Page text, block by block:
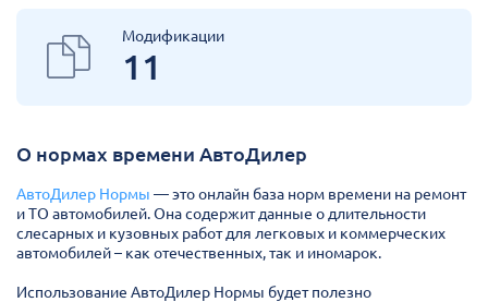
Модификации
11
О нормах времени АвтоДилер
АвтоДилер Нормы — это онлайн база норм времени на ремонт
и ТО автомобилей. Она содержит данные о длительности
слесарных и кузовных работ для легковых и коммерческих
автомобилей – как отечественных, так и иномарок.
Использование АвтоДилер Нормы будет полезно